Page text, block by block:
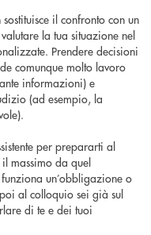
il confronto con un
la tua situazione nel
Prendere decisioni
comunque molto lavoro
informazioni) e
(ad esempio, la
per prepararti al
massimo da quel
un’obbligazione o
al colloquio sei già sul
di te e dei tuoi